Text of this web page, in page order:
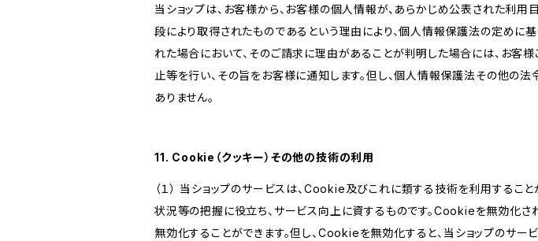
当ショップは、お客様から、お客様の個人情報が、あらかじめ公表された利
段により取得されたものであるという理由により、個人情報保護法の定めに
れた場合において、そのご請求に理由があることが判明した場合には、お客
止等を行い、その旨をお客様に通知します。但し、個人情報保護法その他の
ありません。
11. Cookie（クッキー）その他の技術の利用
（１） 当ショップのサービスは、Cookie及びこれに類する技術を利用するこ
状況等の把握に役立ち、サービス向上に資するものです。Cookieを無効化
無効化することができます。但し、Cookieを無効化すると、当ショップのサ